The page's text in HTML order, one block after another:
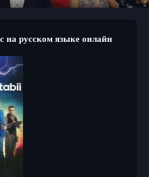
на русском языке онлайн